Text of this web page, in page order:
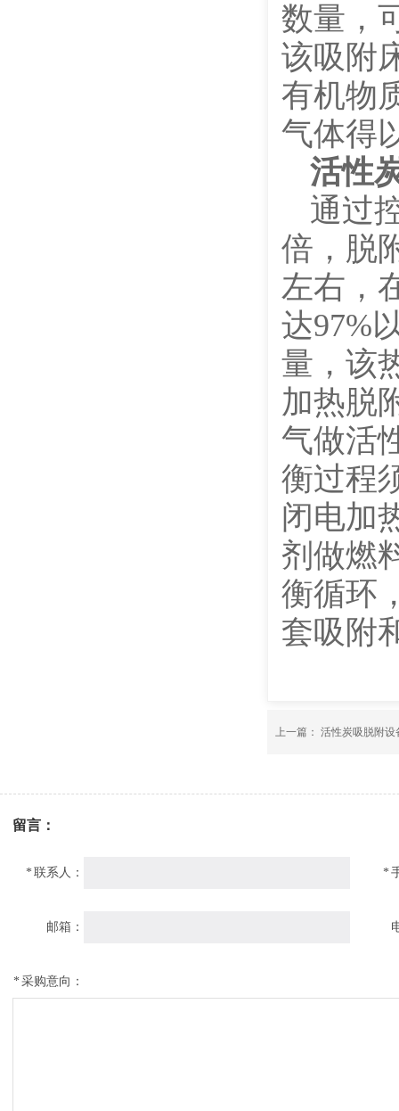
数量，
该吸附
有机物
气体得
活性
通过
倍，脱
左右，
达97%
量，该
加热脱
气做活
衡过程
闭电加
剂做燃
衡循环
套吸附
上一篇： 活性炭吸脱附设
留言：
*联系人： *
邮箱：
*采购意向：